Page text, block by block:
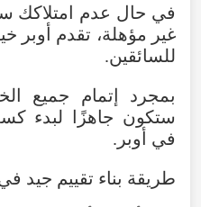
في حال عدم امتلاكك
غير مؤهلة، تقدم أوبر
للسائقين.
بمجرد إتمام جميع
ستكون جاهزًا لبدء
في أوبر.
طريقة بناء تقييم جيد